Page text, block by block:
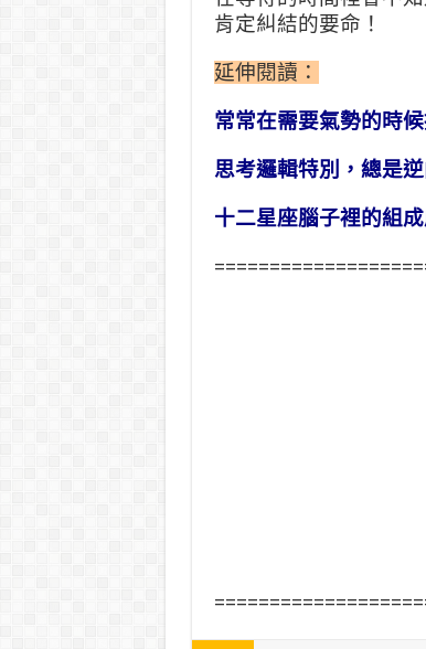
肯定糾結的要命！
延伸閱讀：
常常在需要氣勢的時
思考邏輯特別，總是
十二星座腦子裡的組